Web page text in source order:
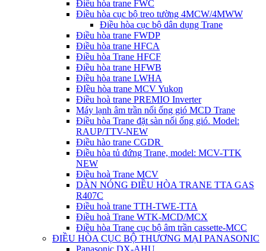
Điều hòa trane FWC
Điều hòa cục bộ treo tường 4MCW/4MWW
Điều hòa cục bộ dân dụng Trane
Điều hòa trane FWDP
Điều hòa trane HFCA
Điều hòa Trane HFCF
Điều hòa trane HFWB
Điều hòa trane LWHA
ĐIều hòa trane MCV Yukon
Điều hoà trane PREMIO Inverter
Máy lạnh âm trần nối ống gió MCD Trane
Điều hòa Trane đặt sàn nối ống gió. Model:
RAUP/TTV-NEW
Điều hào trane CGDR
Điều hòa tủ đứng Trane, model: MCV-TTK
NEW
Điều hoà Trane MCV
DÀN NÓNG ĐIỀU HÒA TRANE TTA GAS
R407C
Điều hoà trane TTH-TWE-TTA
Điều hoà Trane WTK-MCD/MCX
Điều hòa Trane cục bộ âm trần cassette-MCC
ĐIỀU HÒA CỤC BỘ THƯƠNG MẠI PANASONIC
Panasonic DX-AHU